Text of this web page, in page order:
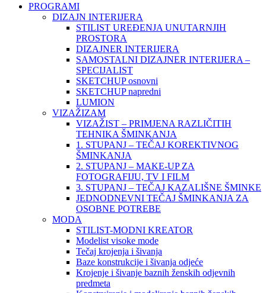
PROGRAMI
DIZAJN INTERIJERA
STILIST UREĐENJA UNUTARNJIH
PROSTORA
DIZAJNER INTERIJERA
SAMOSTALNI DIZAJNER INTERIJERA –
SPECIJALIST
SKETCHUP osnovni
SKETCHUP napredni
LUMION
VIZAŽIZAM
VIZAŽIST – PRIMJENA RAZLIČITIH
TEHNIKA ŠMINKANJA
1. STUPANJ – TEČAJ KOREKTIVNOG
ŠMINKANJA
2. STUPANJ – MAKE-UP ZA
FOTOGRAFIJU, TV I FILM
3. STUPANJ – TEČAJ KAZALIŠNE ŠMINKE
JEDNODNEVNI TEČAJ ŠMINKANJA ZA
OSOBNE POTREBE
MODA
STILIST-MODNI KREATOR
Modelist visoke mode
Tečaj krojenja i šivanja
Baze konstrukcije i šivanja odjeće
Krojenje i šivanje baznih ženskih odjevnih
predmeta